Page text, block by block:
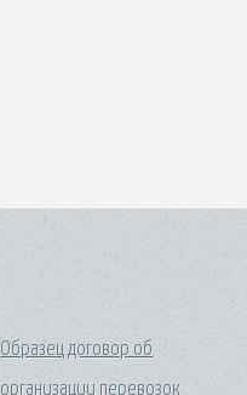
Образец договор об
организации перевозок